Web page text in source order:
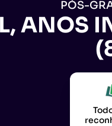
PÓS-
ANOS